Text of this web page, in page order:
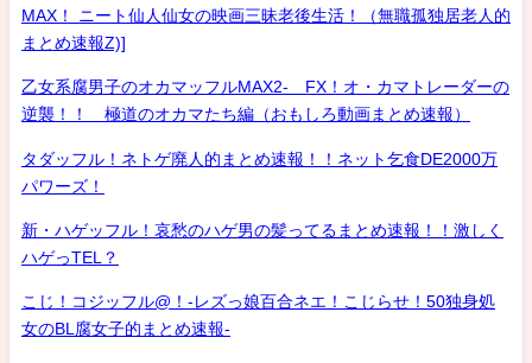
MAX！ ニート仙人仙女の映画三昧老後生活！（無職孤独居老人的
まとめ速報Z)]
乙女系腐男子のオカマッフルMAX2- FX！オ・カマトレーダーの
逆襲！！ 極道のオカマたち編（おもしろ動画まとめ速報）
タダッフル！ネトゲ廃人的まとめ速報！！ネット乞食DE2000万
パワーズ！
新・ハゲッフル！哀愁のハゲ男の髪ってるまとめ速報！！激しく
ハゲっTEL？
こじ！コジッフル@！-レズっ娘百合ネエ！こじらせ！50独身処
女のBL腐女子的まとめ速報-